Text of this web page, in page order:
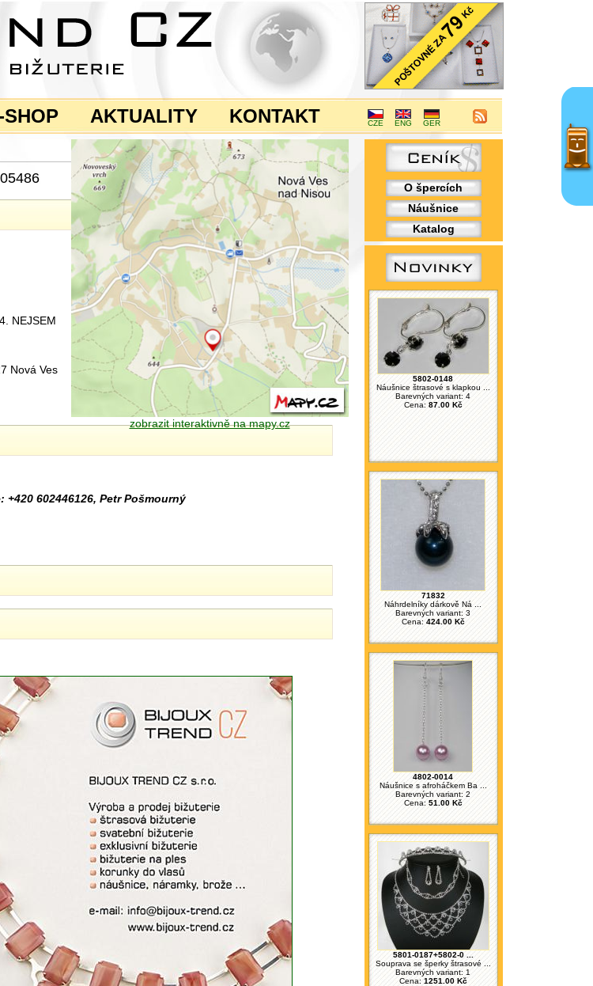
CZE ENG GER
AKTUALITY KONTAKT
O špercích
Náušnice
Katalog
5802-0148
Náušnice štrasové s klapkou ...
Barevných variant: 4
Cena: 87.00 Kč
71832
Náhrdelníky dárkově Ná ...
Barevných variant: 3
Cena: 424.00 Kč
4802-0014
Náušnice s afroháčkem Ba ...
Barevných variant: 2
Cena: 51.00 Kč
5801-0187+5802-0 ...
Souprava se šperky štrasové ...
Barevných variant: 1
Cena: 1251.00 Kč
zobrazit interaktivně na mapy.cz
NEJSEM
Nová Ves
602446126, Petr Pošmourný